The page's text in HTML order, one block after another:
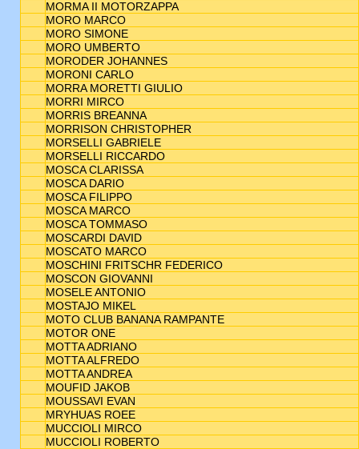
MORMA II MOTORZAPPA
MORO MARCO
MORO SIMONE
MORO UMBERTO
MORODER JOHANNES
MORONI CARLO
MORRA MORETTI GIULIO
MORRI MIRCO
MORRIS BREANNA
MORRISON CHRISTOPHER
MORSELLI GABRIELE
MORSELLI RICCARDO
MOSCA CLARISSA
MOSCA DARIO
MOSCA FILIPPO
MOSCA MARCO
MOSCA TOMMASO
MOSCARDI DAVID
MOSCATO MARCO
MOSCHINI FRITSCHR FEDERICO
MOSCON GIOVANNI
MOSELE ANTONIO
MOSTAJO MIKEL
MOTO CLUB BANANA RAMPANTE
MOTOR ONE
MOTTA ADRIANO
MOTTA ALFREDO
MOTTA ANDREA
MOUFID JAKOB
MOUSSAVI EVAN
MRYHUAS ROEE
MUCCIOLI MIRCO
MUCCIOLI ROBERTO